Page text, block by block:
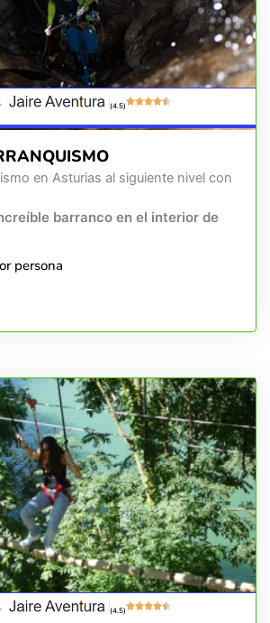
(4.5)
en Asturias al siguiente nivel con
barranco en el interior de
persona
(4.5)